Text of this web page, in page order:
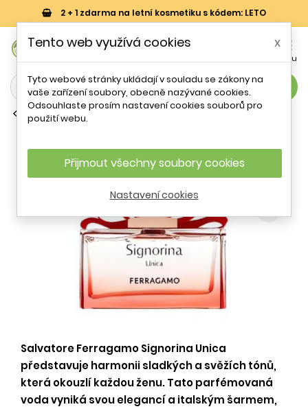
2 + 1 zdarma na letní kosmetiku s kódem: LETO

Menu
search
Parfémové vody (EDP)
EDP W 100 ml
- 70 %
Salvatore Ferragamo Signorina Unica
představuje harmonii sladkých a svěžích tónů,
která okouzlí každou ženu. Tato parfémovaná
voda vyniká svou elegancí a italským šarmem,
Tento web využívá cookies x
Tyto webové stránky ukládají v souladu se zákony na
vaše zařízení soubory, obecně nazývané cookies.
Odsouhlaste prosím nastavení cookies souborů pro
použití webu.
Přijmout všechny soubory cookies
Nastavení cookies